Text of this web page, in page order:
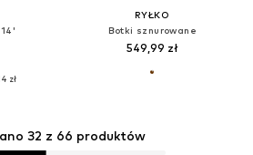
zł
RYŁKO
Botki sznurowane
549,99 zł
32 z 66 produktów